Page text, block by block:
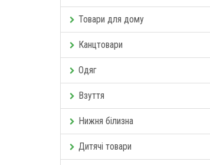
Товари для дому
Канцтовари
Одяг
Взуття
Нижня білизна
Дитячі товари